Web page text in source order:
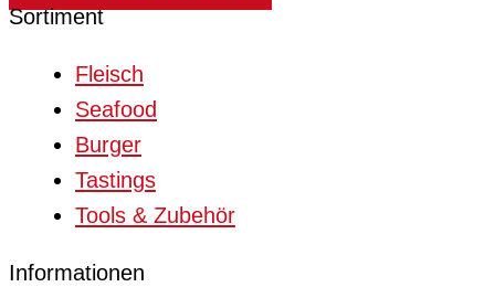
Sortiment
Fleisch
Seafood
Burger
Tastings
Tools & Zubehör
Informationen